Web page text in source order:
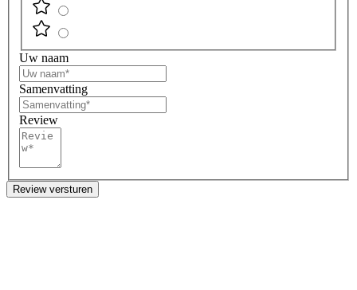
Uw naam
Samenvatting
Review
Review versturen